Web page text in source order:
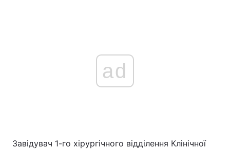
ad
Завідувач 1-го хірургічного відділення Клінічної